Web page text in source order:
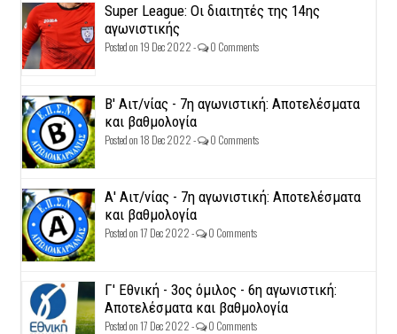
Super League: Οι διαιτητές της 14ης
αγωνιστικής
Posted on 19 Dec 2022 - 0 Comments
Β' Αιτ/νίας - 7η αγωνιστική: Αποτελέσματα
και βαθμολογία
Posted on 18 Dec 2022 - 0 Comments
Α' Αιτ/νίας - 7η αγωνιστική: Αποτελέσματα
και βαθμολογία
Posted on 17 Dec 2022 - 0 Comments
Γ' Εθνική - 3ος όμιλος - 6η αγωνιστική:
Αποτελέσματα και βαθμολογία
Posted on 17 Dec 2022 - 0 Comments